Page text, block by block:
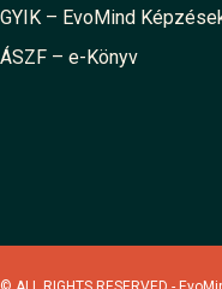
GYIK – EvoMind
ÁSZF – e-Könyv